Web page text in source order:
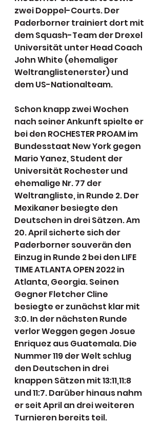
zwei Doppel-Courts. Der
Paderborner trainiert dort mit
dem Squash-Team der Drexel
Universität unter Head Coach
John White (ehemaliger
Weltranglistenerster) und
dem US-Nationalteam.
Schon knapp zwei Wochen
nach seiner Ankunft spielte er
bei den ROCHESTER PROAM im
Bundesstaat New York gegen
Mario Yanez, Student der
Universität Rochester und
ehemalige Nr. 77 der
Weltrangliste, in Runde 2. Der
Mexikaner besiegte den
Deutschen in drei Sätzen. Am
20. April sicherte sich der
Paderborner souverän den
Einzug in Runde 2 bei den LIFE
TIME ATLANTA OPEN 2022 in
Atlanta, Georgia. Seinen
Gegner Fletcher Cline
besiegte er zunächst klar mit
3:0. In der nächsten Runde
verlor Weggen gegen Josue
Enriquez aus Guatemala. Die
Nummer 119 der Welt schlug
den Deutschen in drei
knappen Sätzen mit 13:11,11:8
und 11:7. Darüber hinaus nahm
er seit April an drei weiteren
Turnieren bereits teil.